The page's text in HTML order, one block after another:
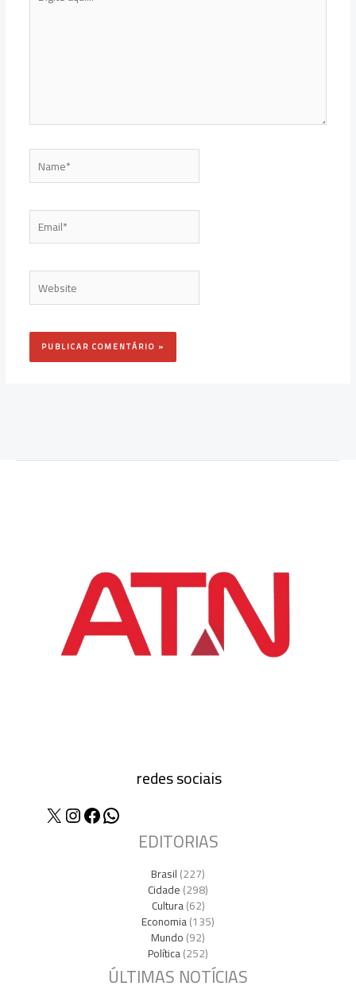
Name*
Email*
Website
redes sociais
X Instagram
Facebook
WhatsApp
EDITORIAS
Brasil(227)
Cidade(298)
Cultura(62)
Economia(135)
Mundo(92)
Política(252)
ÚLTIMAS NOTÍCIAS